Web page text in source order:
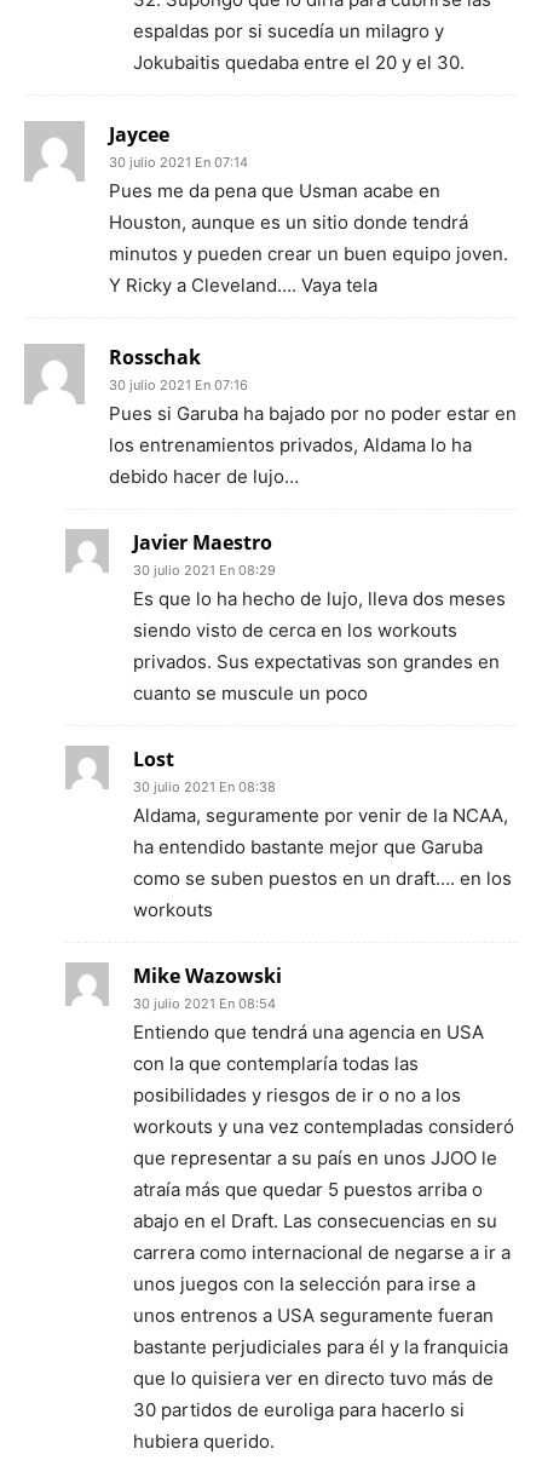
espaldas por si sucedía un milagro y
Jokubaitis quedaba entre el 20 y el 30.
Jaycee
30 julio 2021 En 07:14
Pues me da pena que Usman acabe en
Houston, aunque es un sitio donde tendrá
minutos y pueden crear un buen equipo joven.
Y Ricky a Cleveland…. Vaya tela
Rosschak
30 julio 2021 En 07:16
Pues si Garuba ha bajado por no poder estar en
los entrenamientos privados, Aldama lo ha
debido hacer de lujo…
Javier Maestro
30 julio 2021 En 08:29
Es que lo ha hecho de lujo, lleva dos meses
siendo visto de cerca en los workouts
privados. Sus expectativas son grandes en
cuanto se muscule un poco
Lost
30 julio 2021 En 08:38
Aldama, seguramente por venir de la NCAA,
ha entendido bastante mejor que Garuba
como se suben puestos en un draft…. en los
workouts
Mike Wazowski
30 julio 2021 En 08:54
Entiendo que tendrá una agencia en USA
con la que contemplaría todas las
posibilidades y riesgos de ir o no a los
workouts y una vez contempladas consideró
que representar a su país en unos JJOO le
atraía más que quedar 5 puestos arriba o
abajo en el Draft. Las consecuencias en su
carrera como internacional de negarse a ir a
unos juegos con la selección para irse a
unos entrenos a USA seguramente fueran
bastante perjudiciales para él y la franquicia
que lo quisiera ver en directo tuvo más de
30 partidos de euroliga para hacerlo si
hubiera querido.